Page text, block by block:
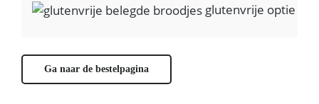
glutenvrije optie
Ga naar de bestelpagina